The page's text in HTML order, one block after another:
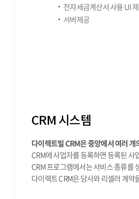
전자세금계산서 사용 UI
서버제공
CRM 시스템
다이렉트빌 CRM은 중앙에서 여러
CRM에 사업자를 등록하면 등록된
CRM 프로그램에서는 서비스 종류를
다이렉트 CRM은 당사와 리셀러 계